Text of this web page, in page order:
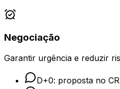
Negociação
Garantir urgência e reduzir
D+0: proposta no